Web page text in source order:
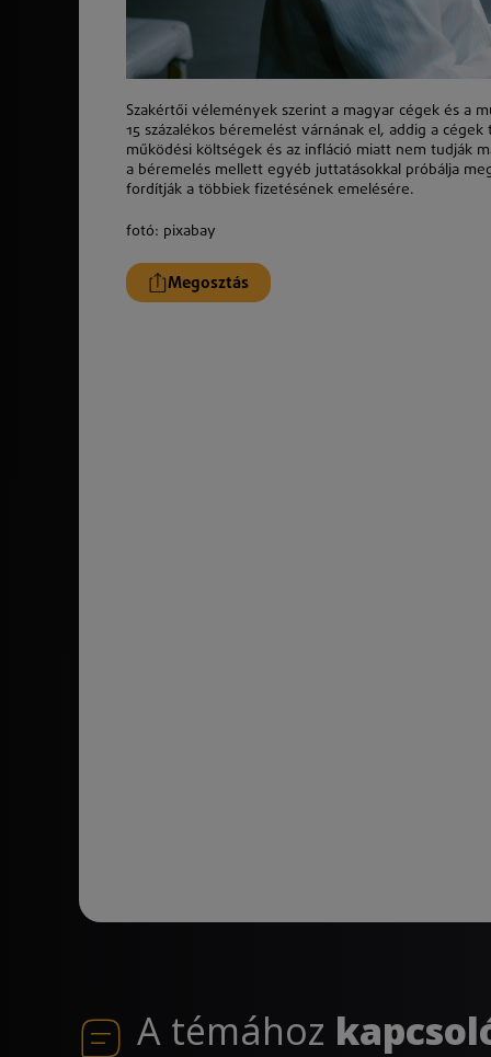
Szakértői vélemények szerint a magyar cégek és a
15 százalékos béremelést várnának el, addig a
működési költségek és az infláció miatt nem tudják
a béremelés mellett egyéb juttatásokkal próbálja
fordítják a többiek fizetésének emelésére.
fotó: pixabay
Megosztás
A témához